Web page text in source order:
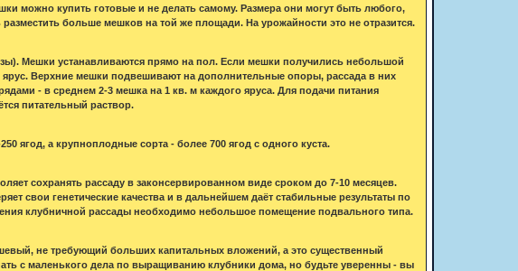
можно купить готовые и не делать самому. Размера они могут быть любого,
больше мешков на той же площади. На урожайности это не отразится.
Мешки устанавливаются прямо на пол. Если мешки получились небольшой
Верхние мешки подвешивают на дополнительные опоры, рассада в них
- в среднем 2-3 мешка на 1 кв. м каждого яруса. Для подачи питания
питательный раствор.
ягод, а крупноплодные сорта - более 700 ягод с одного куста.
сохранять рассаду в законсервированном виде сроком до 7-10 месяцев.
свои генетические качества и в дальнейшем даёт стабильные результаты по
клубничной рассады необходимо небольшое помещение подвального типа.
не требующий больших капитальных вложений, а это существенный
с маленького дела по выращиванию клубники дома, но будьте уверенны - вы